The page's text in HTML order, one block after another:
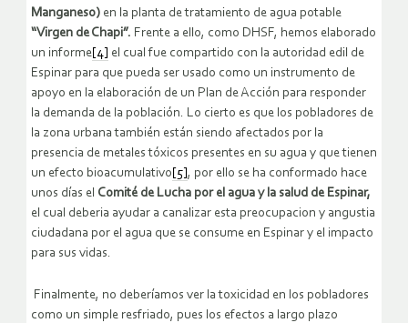
Manganeso) en la planta de tratamiento de agua potable
“Virgen de Chapi”. Frente a ello, como DHSF, hemos elaborado
un informe[4] el cual fue compartido con la autoridad edil de
Espinar para que pueda ser usado como un instrumento de
apoyo en la elaboración de un Plan de Acción para responder
la demanda de la población. Lo cierto es que los pobladores de
la zona urbana también están siendo afectados por la
presencia de metales tóxicos presentes en su agua y que tienen
un efecto bioacumulativo [5], por ello se ha conformado hace
unos días el Comité de Lucha por el agua y la salud de Espinar,
el cual deberia ayudar a canalizar esta preocupacion y angustia
ciudadana por el agua que se consume en Espinar y el impacto
para sus vidas.
Finalmente, no deberíamos ver la toxicidad en los pobladores
como un simple resfriado, pues los efectos a largo plazo